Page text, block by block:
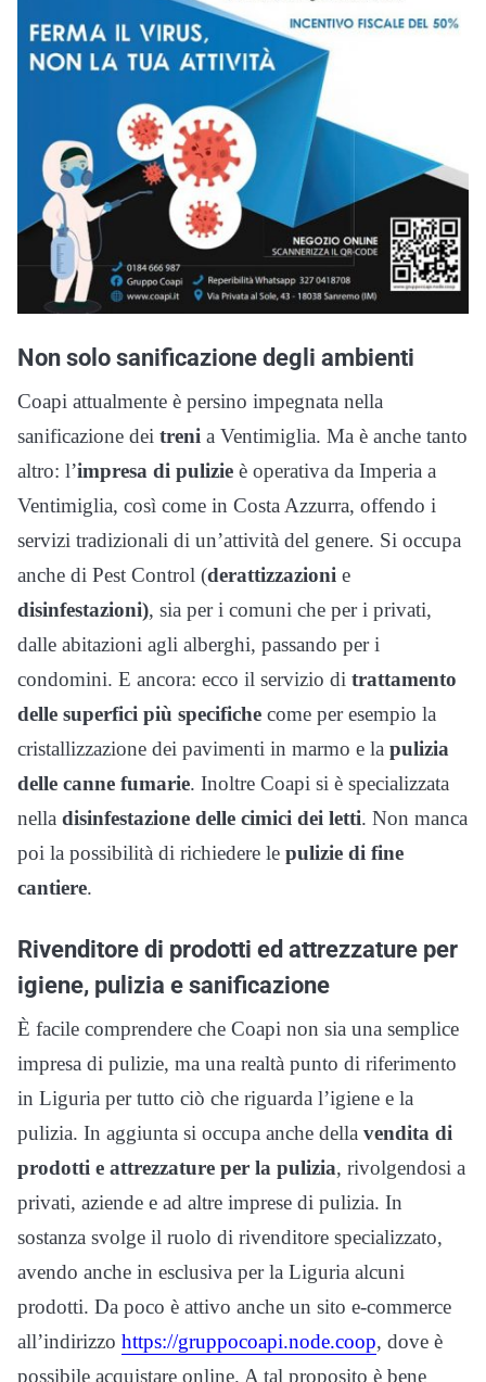
Non solo sanificazione degli ambienti
Coapi attualmente è persino impegnata nella
sanificazione dei treni a Ventimiglia. Ma è anche tanto
altro: l’impresa di pulizie è operativa da Imperia a
Ventimiglia, così come in Costa Azzurra, offendo i
servizi tradizionali di un’attività del genere. Si occupa
anche di Pest Control (derattizzazioni e
disinfestazioni), sia per i comuni che per i privati,
dalle abitazioni agli alberghi, passando per i
condomini. E ancora: ecco il servizio di trattamento
delle superfici più specifiche come per esempio la
cristallizzazione dei pavimenti in marmo e la pulizia
delle canne fumarie. Inoltre Coapi si è specializzata
nella disinfestazione delle cimici dei letti. Non manca
poi la possibilità di richiedere le pulizie di fine
cantiere.
Rivenditore di prodotti ed attrezzature per
igiene, pulizia e sanificazione
È facile comprendere che Coapi non sia una semplice
impresa di pulizie, ma una realtà punto di riferimento
in Liguria per tutto ciò che riguarda l’igiene e la
pulizia. In aggiunta si occupa anche della vendita di
prodotti e attrezzature per la pulizia, rivolgendosi a
privati, aziende e ad altre imprese di pulizia. In
sostanza svolge il ruolo di rivenditore specializzato,
avendo anche in esclusiva per la Liguria alcuni
prodotti. Da poco è attivo anche un sito e-commerce
all’indirizzo https://gruppocoapi.node.coop, dove è
possibile acquistare online. A tal proposito è bene